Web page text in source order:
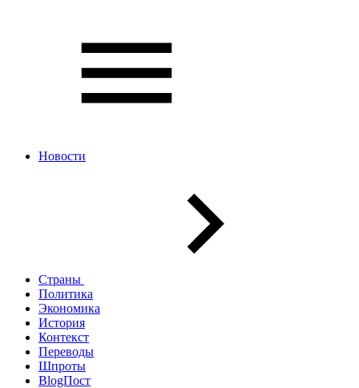
Новости
Страны
Политика
Экономика
История
Контекст
Переводы
Шпроты
BlogПост